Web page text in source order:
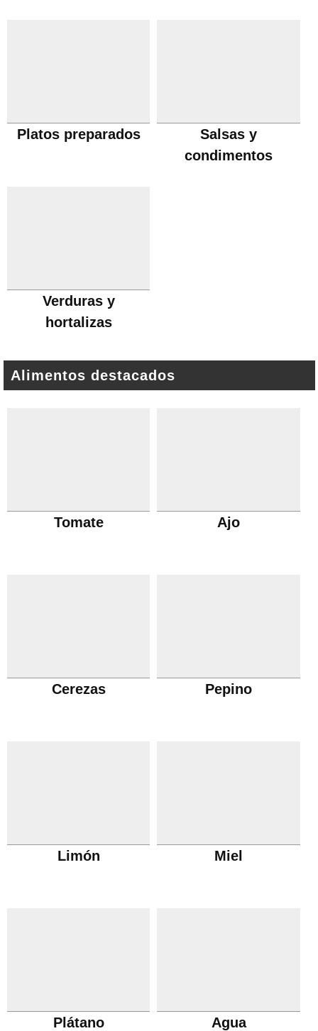
Platos preparados
Salsas y
condimentos
Verduras y
hortalizas
Alimentos destacados
Tomate Ajo
Cerezas Pepino
Limón Miel
Plátano Agua